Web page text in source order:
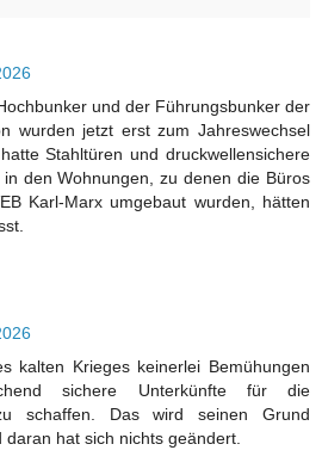
und der Führungsbunker der
wurden jetzt erst zum Jahreswechsel
Stahltüren und druckwellensichere
den Wohnungen, zu denen die Büros
Karl-Marx umgebaut wurden, hätten
kalten Krieges keinerlei Bemühungen
sichere Unterkünfte für die
schaffen. Das wird seinen Grund
hat sich nichts geändert.